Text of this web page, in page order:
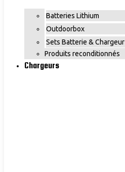
Batteries Lithium
Outdoorbox
Sets Batterie & Chargeur
Produits reconditionnés
Chargeurs